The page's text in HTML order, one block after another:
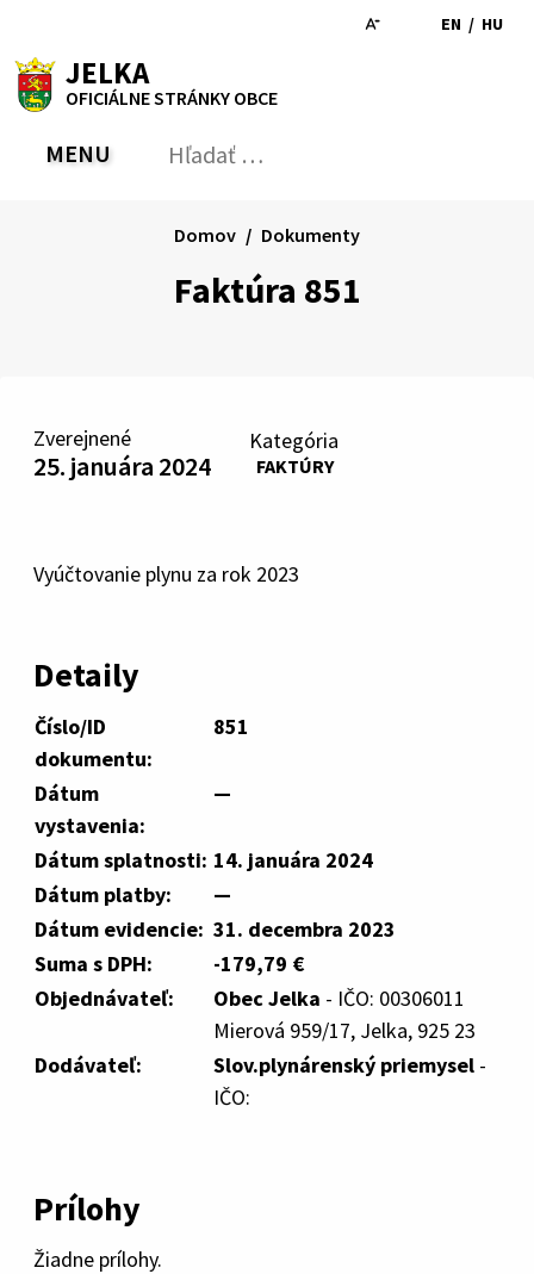
obsah
RSS Mapa Tlačiť
EN / HU
JELKA
OFICIÁLNE STRÁNKY OBCE
PREPNÚŤ
MENU Hľadať:
Faktúra 851
Domov Dokumenty
Zverejnené
25. januára 2024
Kategória
FAKTÚRY
Vyúčtovanie plynu za rok 2023
Detaily
Číslo/ID
dokumentu:
851
Dátum
vystavenia:
—
Dátum splatnosti: 14. januára 2024
Dátum platby:
—
Dátum evidencie: 31. decembra 2023
Suma s DPH:
-179,79 €
Objednávateľ:
Obec Jelka - IČO: 00306011
Mierová 959/17, Jelka, 925 23
Dodávateľ:
Slov.plynárenský priemysel -
IČO:
Prílohy
Žiadne prílohy.